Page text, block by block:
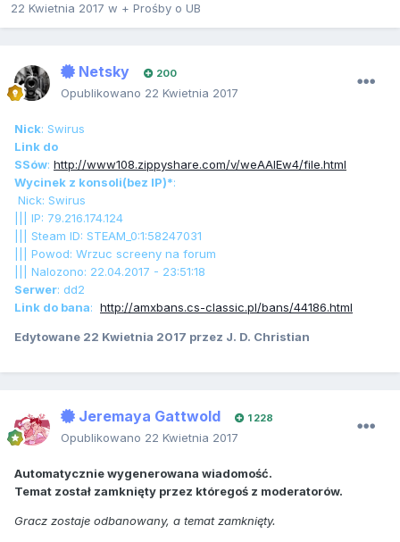
22 Kwietnia 2017 w + Prośby o UB
Netsky 200
Opublikowano 22 Kwietnia 2017
Nick: Swirus
Link do
SSów: http://www108.zippyshare.com/v/weAAlEw4/file.html
Wycinek z konsoli(bez IP)*:
Nick: Swirus
||| IP: 79.216.174.124
||| Steam ID: STEAM_0:1:58247031
||| Powod: Wrzuc screeny na forum
||| Nalozono: 22.04.2017 - 23:51:18
Serwer: dd2
Link do bana: http://amxbans.cs-classic.pl/bans/44186.html
Edytowane 22 Kwietnia 2017 przez J. D. Christian
Jeremaya Gattwold 1 228
Opublikowano 22 Kwietnia 2017
Automatycznie wygenerowana wiadomość.
Temat został zamknięty przez któregoś z moderatorów.
Gracz zostaje odbanowany, a temat zamknięty.